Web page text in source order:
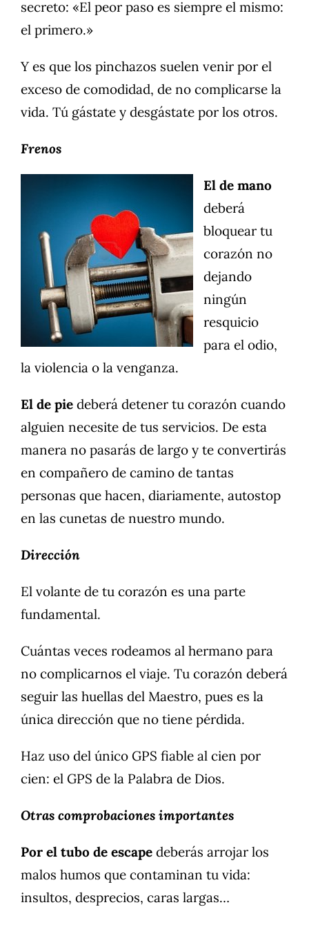
secreto: «El peor paso es siempre el mismo:
el primero.»
Y es que los pinchazos suelen venir por el
exceso de comodidad, de no complicarse la
vida. Tú gástate y desgástate por los otros.
Frenos
El de mano
deberá
bloquear tu
corazón no
dejando
ningún
resquicio
para el odio,
la violencia o la venganza.
El de pie deberá detener tu corazón cuando
alguien necesite de tus servicios. De esta
manera no pasarás de largo y te convertirás
en compañero de camino de tantas
personas que hacen, diariamente, autostop
en las cunetas de nuestro mundo.
Dirección
El volante de tu corazón es una parte
fundamental.
Cuántas veces rodeamos al hermano para
no complicarnos el viaje. Tu corazón deberá
seguir las huellas del Maestro, pues es la
única dirección que no tiene pérdida.
Haz uso del único GPS fiable al cien por
cien: el GPS de la Palabra de Dios.
Otras comprobaciones importantes
Por el tubo de escape deberás arrojar los
malos humos que contaminan tu vida:
insultos, desprecios, caras largas…